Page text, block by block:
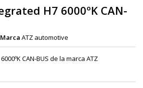
H7 6000ºK CAN-
Marca ATZ automotive
CAN-BUS de la marca ATZ